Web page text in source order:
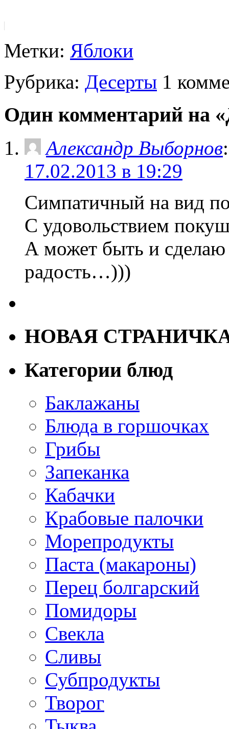
Метки: Яблоки
Рубрика: Десерты 1
Один комментарий на
Александр Выборнов:
17.02.2013 в 19:29
Симпатичный на вид
С удовольствием
А может быть и сделаю
радость…)))
НОВАЯ
Категории блюд
Баклажаны
Блюда в горшочках
Грибы
Запеканка
Кабачки
Крабовые палочки
Морепродукты
Паста (макароны)
Перец болгарский
Помидоры
Свекла
Сливы
Субпродукты
Творог